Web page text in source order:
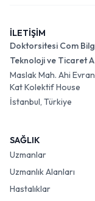
İLETİŞİM
Doktorsitesi Com
Teknoloji ve Ticaret
Maslak Mah. Ahi
Kat Kolektif House
İstanbul, Türkiye
SAĞLIK
Uzmanlar
Uzmanlık Alanları
Hastalıklar